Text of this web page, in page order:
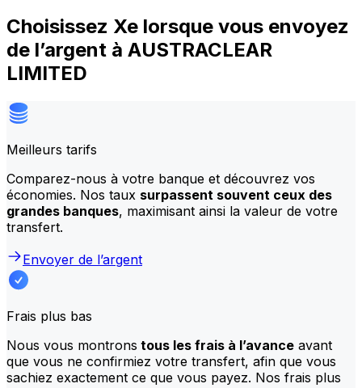
Choisissez Xe lorsque vous envoyez
de l’argent à AUSTRACLEAR
LIMITED
Meilleurs tarifs
Comparez-nous à votre banque et découvrez vos
économies. Nos taux surpassent souvent ceux des
grandes banques, maximisant ainsi la valeur de votre
transfert.
Envoyer de l’argent
Frais plus bas
Nous vous montrons tous les frais à l’avance avant
que vous ne confirmiez votre transfert, afin que vous
sachiez exactement ce que vous payez. Nos frais plus